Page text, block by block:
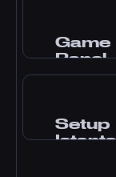
sui game
Game
Panel
Setup